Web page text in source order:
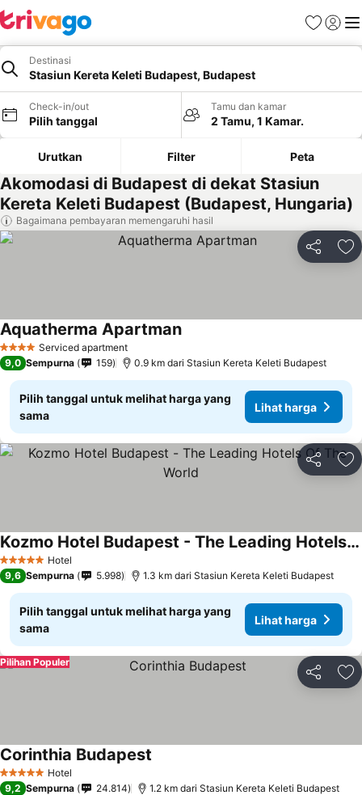
FavoritLogin
Destinasi
Stasiun Kereta Keleti Budapest, Budapest
Check-in/out
Pilih tanggal
Tamu dan kamar
2 Tamu, 1 Kamar.
Urutkan Filter Peta
Akomodasi di Budapest di dekat Stasiun
Kereta Keleti Budapest (Budapest, Hungaria)
Bagaimana pembayaran memengaruhi hasil
Bagikan
4 BintangServiced apartment
Aquatherma Apartman
9,0 Sempurna 159 0.9 km dari Stasiun Kereta Keleti Budapest
Pilih tanggal untuk melihat harga yang
sama
Lihat harga
Bagikan
5 Bintang Hotel
Kozmo Hotel Budapest - The Leading Hotels Of The World
9,6 Sempurna 5.998 1.3 km dari Stasiun Kereta Keleti Budapest
Pilih tanggal untuk melihat harga yang
sama
Lihat harga
Bagikan
Pilihan Populer
5 Bintang Hotel
Corinthia Budapest
9,2 Sempurna 24.814 1.2 km dari Stasiun Kereta Keleti Budapest